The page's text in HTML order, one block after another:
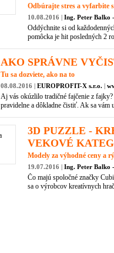
Odbúrajte stres a vyfarbite
10.08.2016 | Ing. Peter Balko
Oddýchnite si od
pomôcka je hit posledných 2
AKO SPRÁVNE
Tu sa dozviete, ako na to
08.08.2016 | EUROPROFIT-X s.r.o. |
Aj vás okúzlilo tradičné fajčenie z
pravidelne a dôkladne čistiť. Ak sa vám
3D PUZZLE -
VEKOVÉ
Modely za výhodné ceny a
19.07.2016 | Ing. Peter Balko
Čo majú spoločné značky
sa o výrobcov kreatívnych